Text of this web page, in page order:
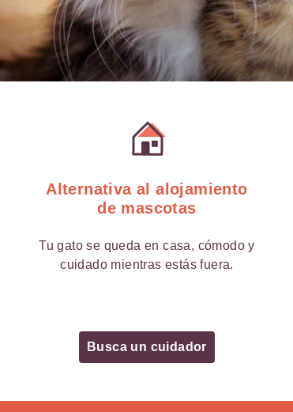
Alternativa al alojamiento
de mascotas
Tu gato se queda en casa, cómodo y
cuidado mientras estás fuera.
Busca un cuidador